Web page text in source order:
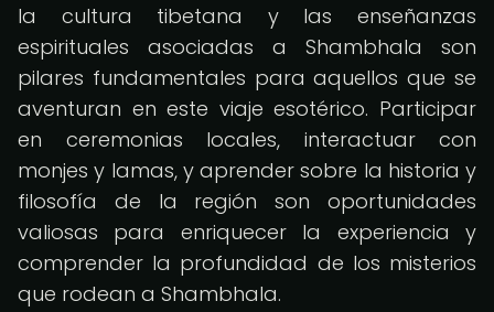
la cultura tibetana y las enseñanzas
espirituales asociadas a Shambhala son
pilares fundamentales para aquellos que se
aventuran en este viaje esotérico. Participar
en ceremonias locales, interactuar con
monjes y lamas, y aprender sobre la historia y
filosofía de la región son oportunidades
valiosas para enriquecer la experiencia y
comprender la profundidad de los misterios
que rodean a Shambhala.